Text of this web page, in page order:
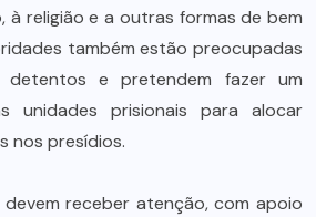
à religião e a outras formas de bem
também estão preocupadas
e pretendem fazer um
unidades prisionais para alocar
nos presídios.
receber atenção, com apoio